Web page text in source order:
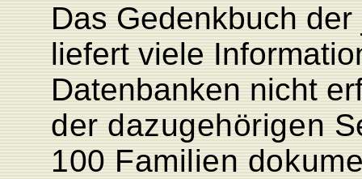
Das Gedenkbuch
liefert viele
Datenbanken nicht
der dazugehörigen
100 Familien